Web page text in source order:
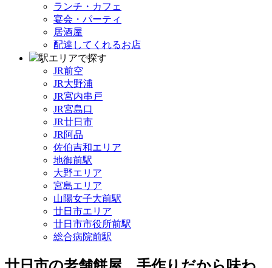
ランチ・カフェ
宴会・パーティ
居酒屋
配達してくれるお店
駅エリアで探す
JR前空
JR大野浦
JR宮内串戸
JR宮島口
JR廿日市
JR阿品
佐伯吉和エリア
地御前駅
大野エリア
宮島エリア
山陽女子大前駅
廿日市エリア
廿日市市役所前駅
総合病院前駅